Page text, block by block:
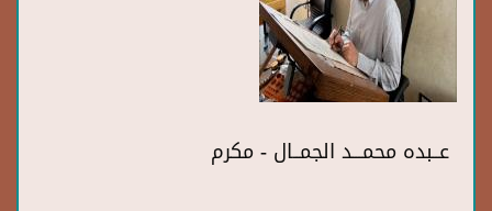
عــبده محمـــد الجمــال - مكرم